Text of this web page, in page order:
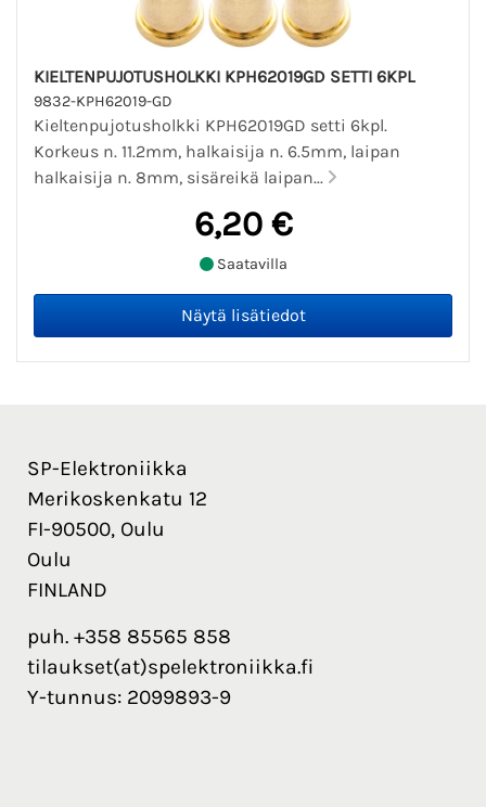
KIELTENPUJOTUSHOLKKI KPH62019GD SETTI 6KPL
9832-KPH62019-GD
Kieltenpujotusholkki KPH62019GD setti 6kpl.
Korkeus n. 11.2mm, halkaisija n. 6.5mm, laipan
halkaisija n. 8mm, sisäreikä laipan...
6,20 €
Saatavilla
SP-Elektroniikka
Merikoskenkatu 12
FI-90500, Oulu
Oulu
FINLAND
puh. +358 85565 858
tilaukset(at)spelektroniikka.fi
Y-tunnus: 2099893-9